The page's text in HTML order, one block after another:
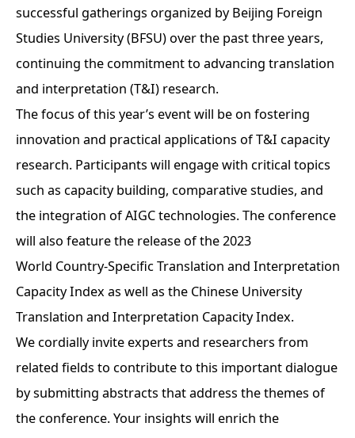
successful gatherings organized by Beijing Foreign
Studies University (BFSU) over the past three years,
continuing the commitment to advancing translation
and interpretation (T&I) research.
The focus of this year’s event will be on fostering
innovation and practical applications of T&I capacity
research. Participants will engage with critical topics
such as capacity building, comparative studies, and
the integration of AIGC technologies. The conference
will also feature the release of the 2023
World Country-Specific Translation and Interpretation
Capacity Index as well as the Chinese University
Translation and Interpretation Capacity Index.
We cordially invite experts and researchers from
related fields to contribute to this important dialogue
by submitting abstracts that address the themes of
the conference. Your insights will enrich the